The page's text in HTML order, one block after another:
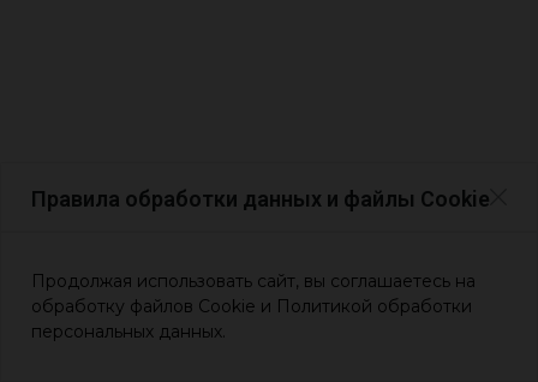
Правила обработки данных и файлы Cookie
Продолжая использовать сайт, вы соглашаетесь на
обработку файлов Cookie и Политикой обработки
персональных данных.